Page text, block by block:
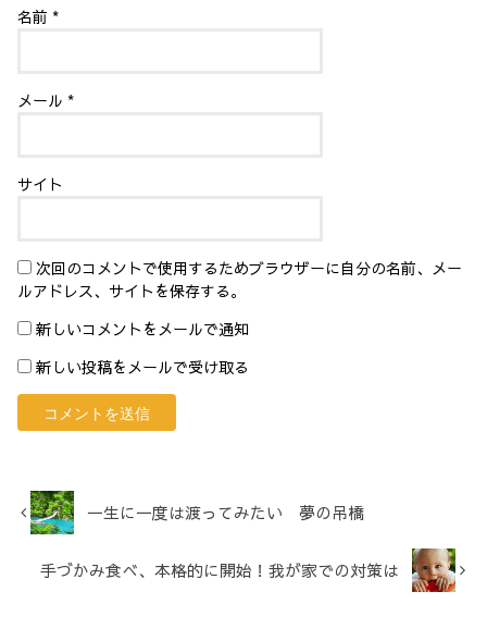
名前*
メール*
サイト
次回のコメントで使用するためブラウザーに自分の名前、メー
ルアドレス、サイトを保存する。
新しいコメントをメールで通知
新しい投稿をメールで受け取る
一生に一度は渡ってみたい 夢の吊橋
手づかみ食べ、本格的に開始！我が家での対策は